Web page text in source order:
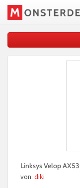
Linksys Velop
von: diki